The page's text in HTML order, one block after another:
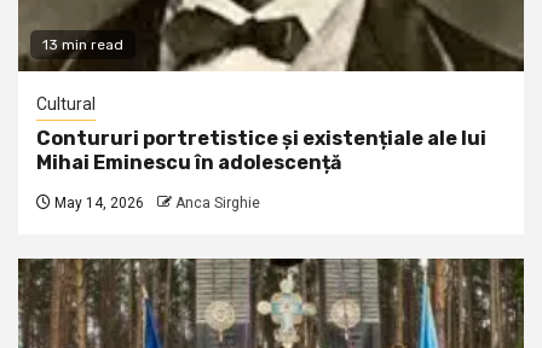
13 min read
Cultural
Contururi portretistice și existențiale ale lui
Mihai Eminescu în adolescență
May 14, 2026 Anca Sirghie